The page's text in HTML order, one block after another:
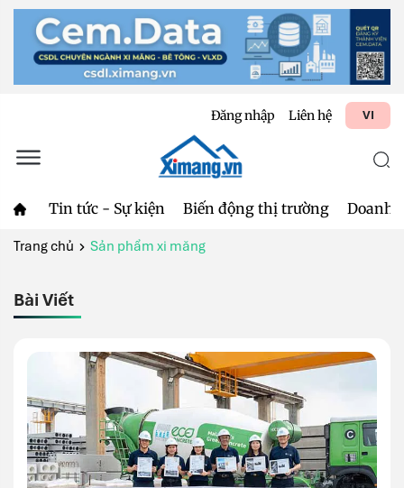
Đăng nhập Liên hệ VI
Tin tức - Sự kiện Biến động thị trường Doanh
Trang chủ Sản phẩm xi măng
Bài Viết